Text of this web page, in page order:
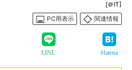
[＠IT]
PC用表示
関連情報
LINE Hatena